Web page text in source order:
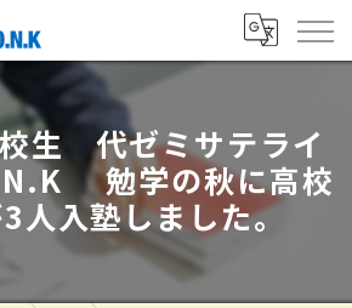
生 代ゼミサテライ
勉学の秋に高校
人入塾しました。